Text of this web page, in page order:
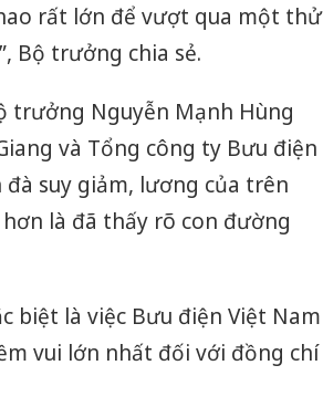
rất lớn để vượt qua một thử
Bộ trưởng chia sẻ.
trưởng Nguyễn Mạnh Hùng
và Tổng công ty Bưu điện
suy giảm, lương của trên
là đã thấy rõ con đường
biệt là việc Bưu điện Việt Nam
vui lớn nhất đối với đồng chí